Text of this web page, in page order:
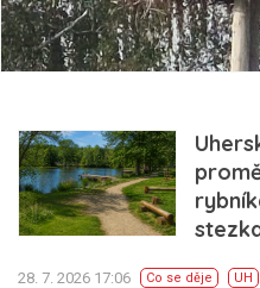
28. 7. 2026 17:06 Co se děje UH